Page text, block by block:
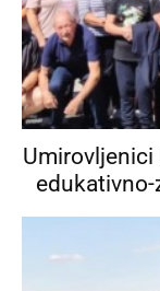
Umirovljenici